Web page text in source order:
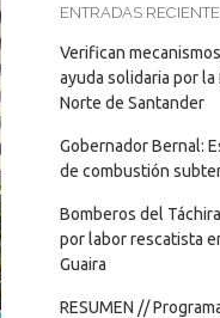
ENTRADAS
Verifican
ayuda solidaria por
Norte de Santander
Gobernador Bernal:
de combustión
Bomberos del
por labor rescatista
Guaira
RESUMEN //